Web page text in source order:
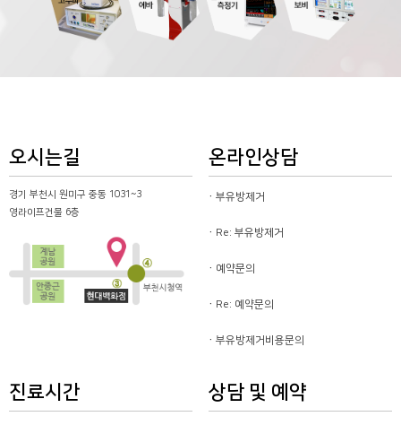
오시는길
경기 부천시 원미구 중동 1031~3
영라이프건물 6층
온라인상담
부유방제거
Re: 부유방제거
예약문의
Re: 예약문의
부유방제거비용문의
진료시간 상담 및 예약